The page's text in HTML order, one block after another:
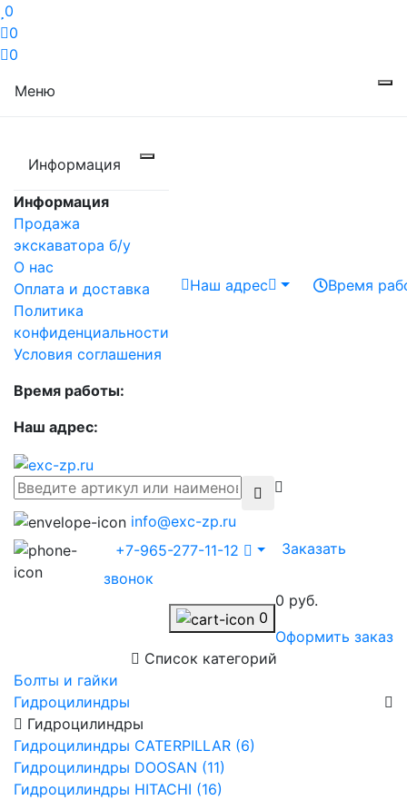
0
0
0
Меню
Информация
Информация
Продажа
экскаватора б/у
О нас
Оплата и доставка
Политика
конфиденциальности
Условия соглашения
Время работы:
Наш адрес:
Наш адрес Время
info@exc-zp.ru
+7-965-277-11-12
Заказать
звонок
0
0 руб.
Оформить заказ
Список категорий
Болты и гайки
Гидроцилиндры
Гидроцилиндры
Гидроцилиндры CATERPILLAR (6)
Гидроцилиндры DOOSAN (11)
Гидроцилиндры HITACHI (16)